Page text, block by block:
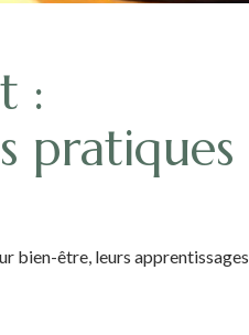
:
pratiques
bien-être, leurs apprentissages